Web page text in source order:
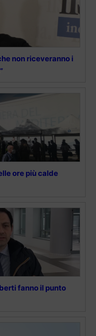
non riceveranno i
ore più calde
fanno il punto